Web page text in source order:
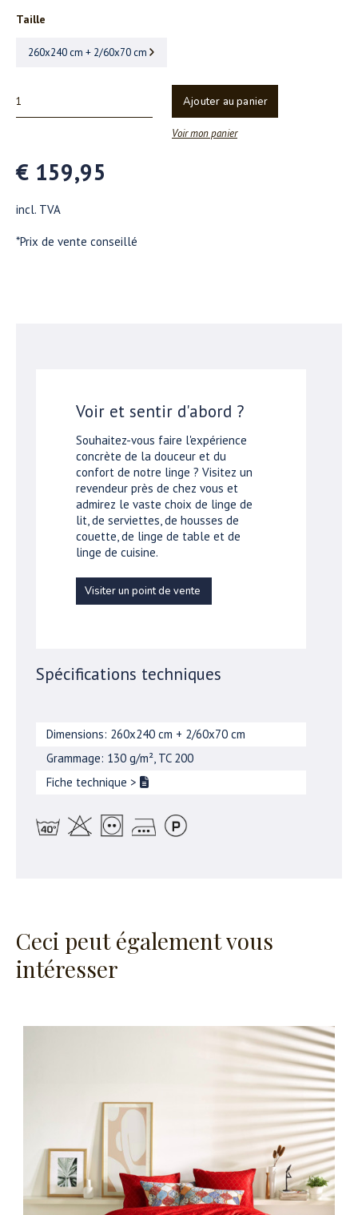
Taille
260x240 cm + 2/60x70 cm
Ajouter au panier
Voir mon panier
€ 159,95
incl. TVA
*Prix de vente conseillé
Voir et sentir d'abord ?
Souhaitez-vous faire l'expérience
concrète de la douceur et du
confort de notre linge ? Visitez un
revendeur près de chez vous et
admirez le vaste choix de linge de
lit, de serviettes, de housses de
couette, de linge de table et de
linge de cuisine.
Visiter un point de vente
Spécifications techniques
Dimensions: 260x240 cm + 2/60x70 cm
Grammage: 130 g/m², TC 200
Fiche technique >
Ceci peut également vous
intéresser